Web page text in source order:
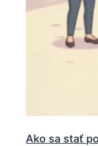
Ako sa stať